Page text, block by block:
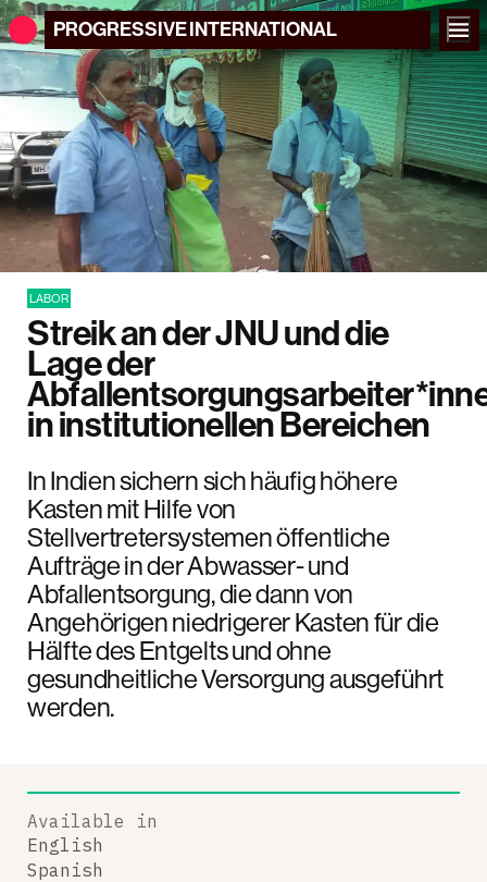
PROGRESSIVEINTERNATIONAL
LABOR
Streik an der JNU und die
Lage der
in institutionellen Bereichen
In Indien sichern sich häufig höhere
Kasten mit Hilfe von
Stellvertretersystemen öffentliche
Aufträge in der Abwasser- und
Abfallentsorgung, die dann von
Angehörigen niedrigerer Kasten für die
Hälfte des Entgelts und ohne
gesundheitliche Versorgung ausgeführt
werden.
Available in
English
Spanish